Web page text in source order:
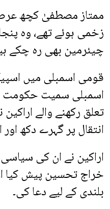
ممتاز مصطفیٰ کچھ
زخمی ہوئے تھے، وہ
چیئرمین بھی رہ چکے
قومی اسمبلی میں
اسمبلی سمیت حکومت
تعلق رکھنے والے
انتقال پر گہرے دکھ
اراکین نے ان کی
خراج تحسین پیش کیا
بلندی کے لیے دعا کی۔